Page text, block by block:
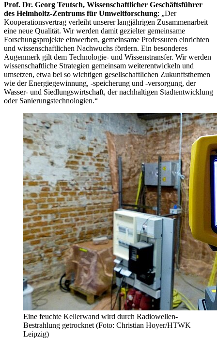
Prof. Dr. Georg Teutsch, Wissenschaftlicher Geschäftsführer
des Helmholtz-Zentrums für Umweltforschung: „Der
Kooperationsvertrag verleiht unserer langjährigen Zusammenarbeit
eine neue Qualität. Wir werden damit gezielter gemeinsame
Forschungsprojekte einwerben, gemeinsame Professuren einrichten
und wissenschaftlichen Nachwuchs fördern. Ein besonderes
Augenmerk gilt dem Technologie- und Wissenstransfer. Wir werden
wissenschaftliche Strategien gemeinsam weiterentwickeln und
umsetzen, etwa bei so wichtigen gesellschaftlichen Zukunftsthemen
wie der Energiegewinnung, -speicherung und -versorgung, der
Wasser- und Siedlungswirtschaft, der nachhaltigen Stadtentwicklung
oder Sanierungstechnologien.“
Eine feuchte Kellerwand wird durch Radiowellen-
Bestrahlung getrocknet (Foto: Christian Hoyer/HTWK
Leipzig)